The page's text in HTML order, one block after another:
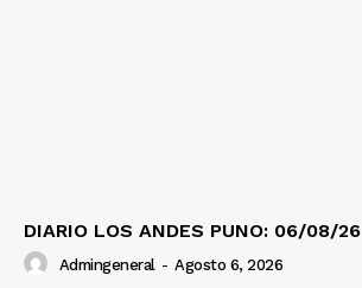
DIARIO LOS ANDES PUNO: 06/08/26
Admingeneral - Agosto 6, 2026